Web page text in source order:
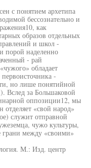
с понятием архетипа
бессознательно и
как
образов отдельных
и школ -
порой наделенно
- рай
обладает
-
но лише понятийной
Вслед за Большаковой
оппозиции12, мы
«свой народ»
служит отправной
чужо культуры,
грани между «своими»
М.: Изд. центр